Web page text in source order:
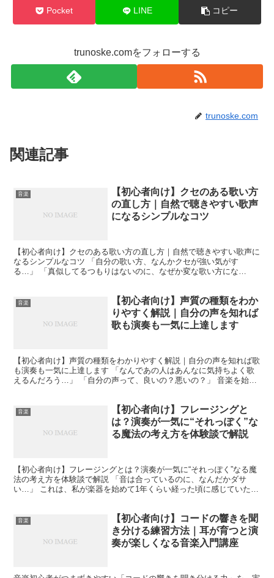
Pocket LINE コピー
trunoske.comをフォローする
trunoske.com
関連記事
音楽
【初心者向け】クセのある歌い方
の直し方｜自然で聴きやすい歌声
になるシンプルなコツ
【初心者向け】クセのある歌い方の直し方｜自然で聴きやすい歌声に
なるシンプルなコツ 「自分の歌い方、なんかクセが強い気がす
る…」 「真似してるつもりはないのに、なぜか変な歌い方にな
音楽
【初心者向け】声質の種類をわか
りやすく解説｜自分の声を知れば
歌も演奏も一気に上達します
【初心者向け】声質の種類をわかりやすく解説｜自分の声を知れば歌
も演奏も一気に上達します 「なんであの人はあんなに気持ちよく歌
えるんだろう…」 「自分の声って、良いの？悪いの？」 音楽を始め
音楽
【初心者向け】フレージングと
は？演奏が一気に“それっぽく”な
る魔法の考え方を体験談で解説
【初心者向け】フレージングとは？演奏が一気に“それっぽく”なる魔
法の考え方を体験談で解説 「音は合っているのに、なんだかダサ
い…」 これは、私が楽器を始めて1年くらい経った頃に感じていたリ
音楽
【初心者向け】コードの響きを聞
き分ける練習方法｜耳が育つと演
奏が楽しくなる音楽入門講座